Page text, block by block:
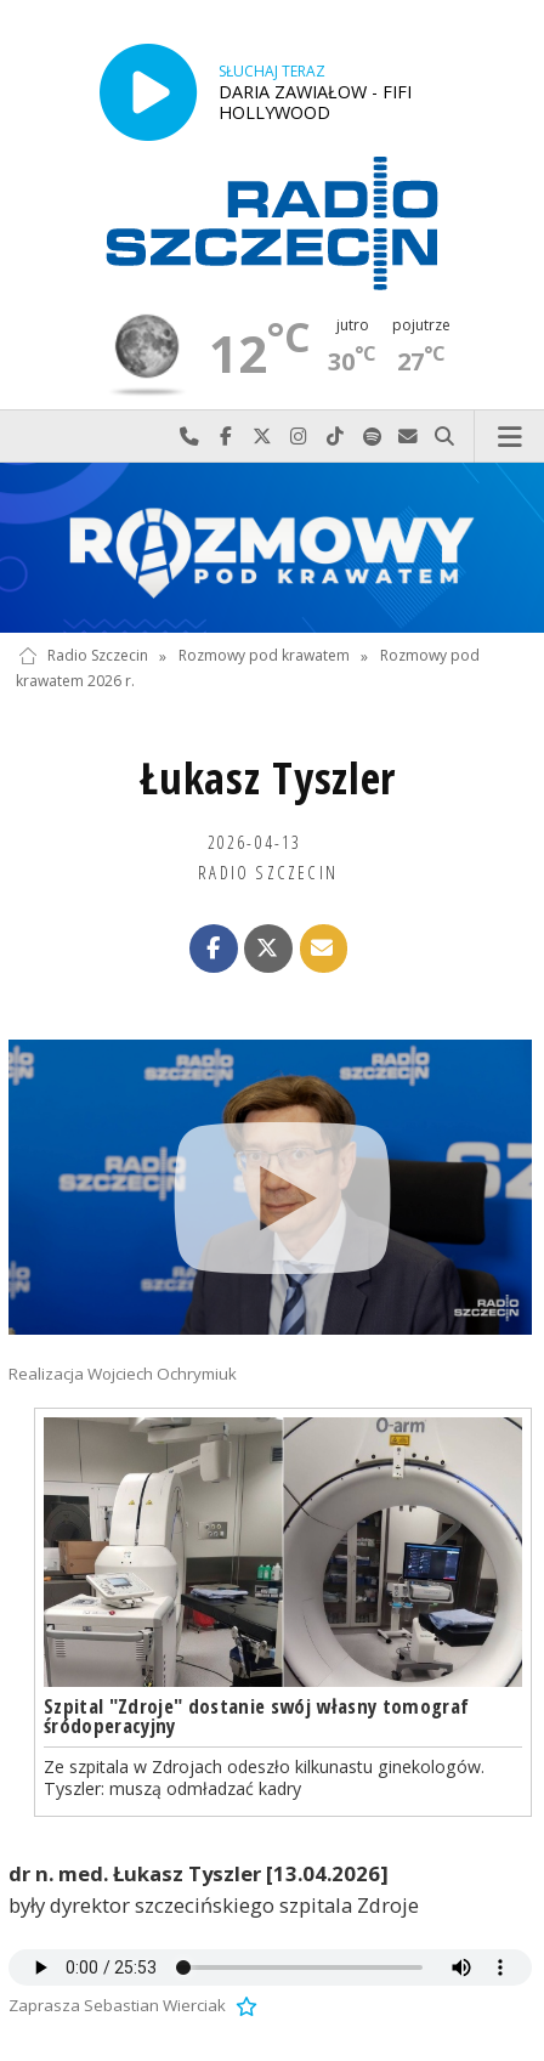
SŁUCHAJ TERAZ
DARIA ZAWIAŁOW - FIFI
HOLLYWOOD
12°C jutro
30°C
pojutrze
27°C
Najlepiej po prostu do nas zadzwoń
Odwiedź nas na Facebook-u
Odwiedź nas na X
Odwiedź nas na Instagram-ie
Odwiedź nas na TikTok-u
Szukaj nas na Spotify
Wyślij do nas
Szukaj
Radio Szczecin » Rozmowy pod krawatem »
Rozmowy pod
krawatem 2026 r.
Łukasz Tyszler
2026-04-13
RADIO SZCZECIN
Realizacja Wojciech Ochrymiuk
Szpital "Zdroje" dostanie swój własny tomograf
śródoperacyjny
Ze szpitala w Zdrojach odeszło kilkunastu ginekologów.
Tyszler: muszą odmładzać kadry
dr n. med. Łukasz Tyszler [13.04.2026]
były dyrektor szczecińskiego szpitala Zdroje
Zaprasza Sebastian Wierciak